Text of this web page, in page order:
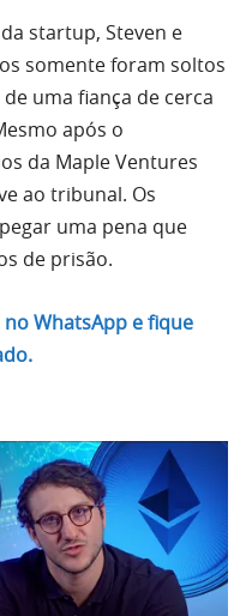
startup, Steven e
somente foram soltos
uma fiança de cerca
após o
da Maple Ventures
ao tribunal. Os
uma pena que
de prisão.
WhatsApp e fique